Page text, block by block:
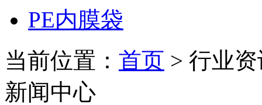
PE内膜袋
当前位置： 首页 > 行业
新闻中心